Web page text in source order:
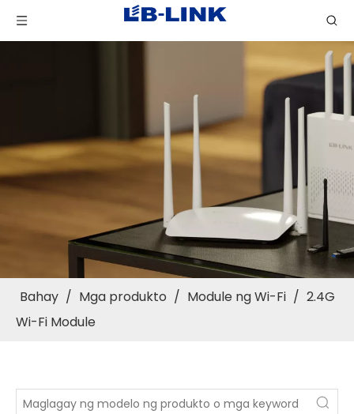
Bahay / Mga produkto / Module ng Wi-Fi / 2.4G
Wi-Fi Module